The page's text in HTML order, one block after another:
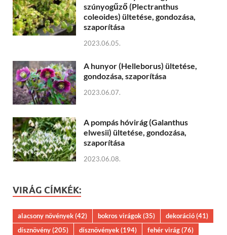
szúnyogűző (Plectranthus
coleoides) ültetése, gondozása,
szaporítása
2023.06.05.
A hunyor (Helleborus) ültetése,
gondozása, szaporítása
2023.06.07.
A pompás hóvirág (Galanthus
elwesii) ültetése, gondozása,
szaporítása
2023.06.08.
VIRÁG CÍMKÉK:
alacsony növények(42) bokros virágok(35) dekoráció(41)
dísznövény(205) dísznövények(194) fehér virág(76)